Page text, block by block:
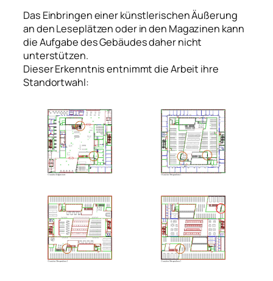
Das Einbringen einer künstlerischen Äußerung
an den Leseplätzen oder in den Magazinen kann
die Aufgabe des Gebäudes daher nicht
unterstützen.
Dieser Erkenntnis entnimmt die Arbeit ihre
Standortwahl: